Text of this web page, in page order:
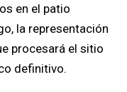
en el patio
la representación
procesará el sitio
definitivo.